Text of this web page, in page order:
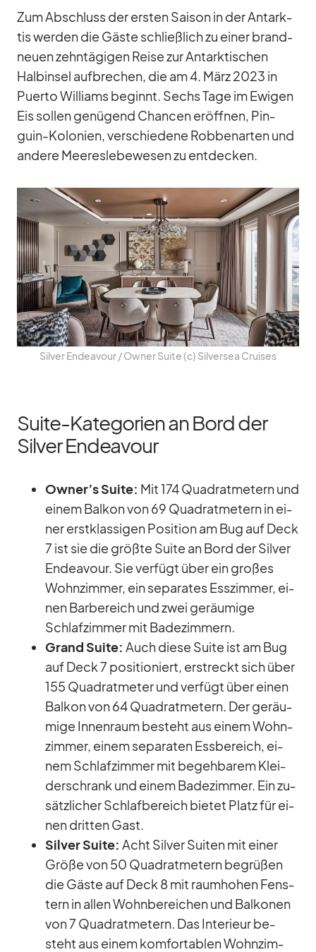
Zum Ab­schluss der ers­ten Sai­son in der Ant­ark­
tis wer­den die Gäste schließ­lich zu ei­ner brand­
neuen zehn­tä­gi­gen Reise zur Ant­ark­ti­schen
Halb­in­sel auf­bre­chen, die am 4. März 2023 in
Pu­erto Wil­liams be­ginnt. Sechs Tage im Ewi­gen
Eis sol­len ge­nü­gend Chan­cen er­öff­nen, Pin­
guin-Ko­lo­nien, ver­schie­dene Rob­ben­ar­ten und
an­dere Mee­res­le­be­we­sen zu ent­de­cken.
Sil­ver En­dea­vour /​ Ow­ner Suite (c) Sil­ver­sea Crui­ses
Suite-Kategorien an Bord der
Silver Endeavour
Owner’s Suite: Mit 174 Qua­drat­me­tern und
ei­nem Bal­kon von 69 Qua­drat­me­tern in ei­
ner erst­klas­si­gen Po­si­tion am Bug auf Deck
7 ist sie die größte Suite an Bord der Sil­ver
En­dea­vour. Sie ver­fügt über ein gro­ßes
Wohn­zim­mer, ein se­pa­ra­tes Ess­zim­mer, ei­
nen Bar­be­reich und zwei ge­räu­mige
Schlaf­zim­mer mit Ba­de­zim­mern.
Grand Suite: Auch diese Suite ist am Bug
auf Deck 7 po­si­tio­niert, er­streckt sich über
155 Qua­drat­me­ter und ver­fügt über ei­nen
Bal­kon von 64 Qua­drat­me­tern. Der ge­räu­
mige In­nen­raum be­steht aus ei­nem Wohn­
zim­mer, ei­nem se­pa­ra­ten Ess­be­reich, ei­
nem Schlaf­zim­mer mit be­geh­ba­rem Klei­
der­schrank und ei­nem Ba­de­zim­mer. Ein zu­
sätz­li­cher Schlaf­be­reich bie­tet Platz für ei­
nen drit­ten Gast.
Sil­ver Suite: Acht Sil­ver Sui­ten mit ei­ner
Größe von 50 Qua­drat­me­tern be­grü­ßen
die Gäste auf Deck 8 mit raum­ho­hen Fens­
tern in al­len Wohn­be­rei­chen und Bal­ko­nen
von 7 Qua­drat­me­tern. Das In­te­ri­eur be­
steht aus ei­nem kom­for­ta­blen Wohn­zim­